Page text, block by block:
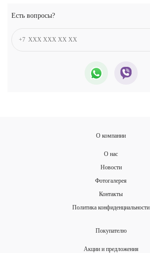
Есть вопросы?
О компании
О нас
Новости
Фотогалерея
Контакты
Политика конфиденциальности
Покупателю
Акции и предложения